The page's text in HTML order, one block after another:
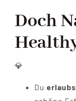
Doch
💎
Du